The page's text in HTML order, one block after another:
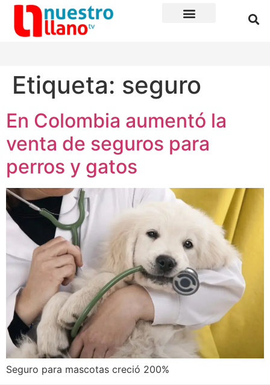
Etiqueta: seguro
En Colombia aumentó la
venta de seguros para
perros y gatos
Seguro para mascotas creció 200%